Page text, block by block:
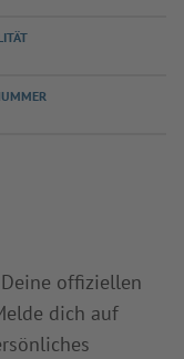
offiziellen
dich auf